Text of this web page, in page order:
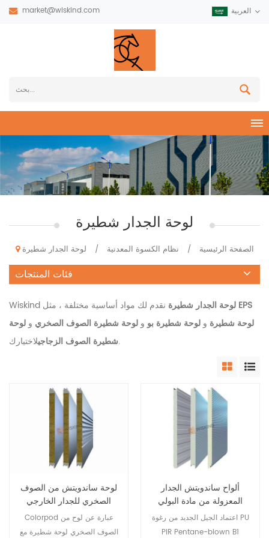
market@wiskind.com العربية
لوحة الجدار شطيرة
الصفحة الرئيسية / نظام الكسوة المعدنية / لوحة الجدار شطيرة
فئات المنتجات
Wiskind لوحة الجدار شطيرة نقدم لك مواد أساسية مختلفة ، مثل
EPS
لوحة شطيرة و لوحة شطيرة بوو لوحة شطيرة الصوف الصخري و لوحة
شطيرة الصوف الزجاجيلاختيارك.
لوحة ساندويتش من الصوف
الصخري للجدار الخارجي
للبناء مع ختم حافة PU
Colorpod عبارة عن لوح من
الصوف الصخري لوحة شطيرة مع
ألواح ساندويتش الجدار
المعزولة من مادة البولي
يوريثين PIR PUR PU
اعتماد الجيل الجديد من رغوة PU
PIR Pentane-blown B1